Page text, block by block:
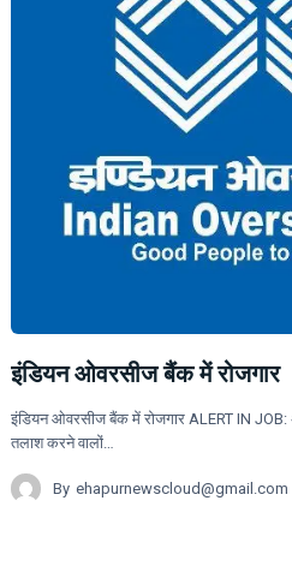
इंडियन ओवरसीज बैंक में रोजगार
इंडियन ओवरसीज बैंक में रोजगार ALERT IN JOB:
तलाश करने वालों…
By ehapurnewscloud@gmail.com